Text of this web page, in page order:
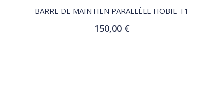
BARRE DE MAINTIEN PARALLÈLE HOBIE T1
150,00 €
Ajouter au panier